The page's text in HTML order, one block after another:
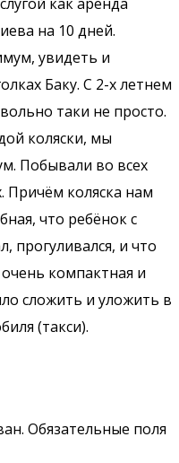
на 10 дней.
увидеть и
Баку. С 2-х летнем
таки не просто.
коляски, мы
Побывали во всех
Причём коляска нам
что ребёнок с
прогуливался, и что
компактная и
сложить и уложить в
(такси).
Обязательные поля